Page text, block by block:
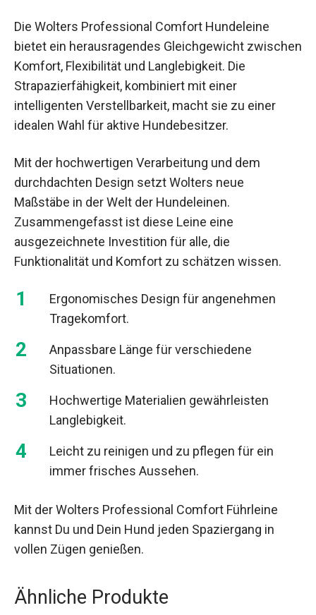
Die Wolters Professional Comfort Hundeleine
bietet ein herausragendes Gleichgewicht zwischen
Komfort, Flexibilität und Langlebigkeit. Die
Strapazierfähigkeit, kombiniert mit einer
intelligenten Verstellbarkeit, macht sie zu einer
idealen Wahl für aktive Hundebesitzer.
Mit der hochwertigen Verarbeitung und dem
durchdachten Design setzt Wolters neue
Maßstäbe in der Welt der Hundeleinen.
Zusammengefasst ist diese Leine eine
ausgezeichnete Investition für alle, die
Funktionalität und Komfort zu schätzen wissen.
Ergonomisches Design für angenehmen
Tragekomfort.
Anpassbare Länge für verschiedene
Situationen.
Hochwertige Materialien gewährleisten
Langlebigkeit.
Leicht zu reinigen und zu pflegen für ein
immer frisches Aussehen.
Mit der Wolters Professional Comfort Führleine
kannst Du und Dein Hund jeden Spaziergang in
vollen Zügen genießen.
Ähnliche Produkte